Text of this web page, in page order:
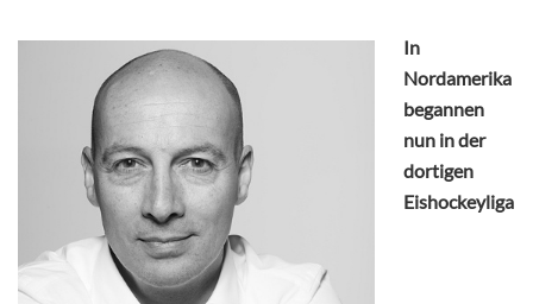
In
Nordamerika
begannen
nun in der
dortigen
Eishockeyliga